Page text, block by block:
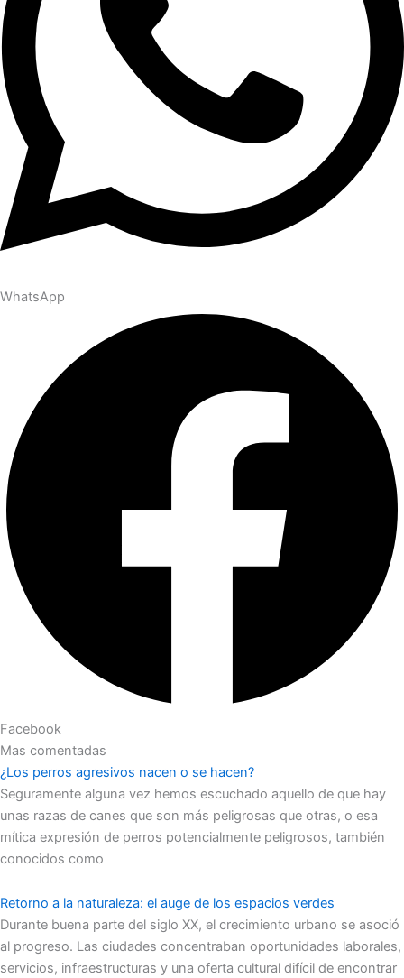
WhatsApp
Facebook
Mas comentadas
¿Los perros agresivos nacen o se hacen?
Seguramente alguna vez hemos escuchado aquello de que hay
unas razas de canes que son más peligrosas que otras, o esa
mítica expresión de perros potencialmente peligrosos, también
conocidos como
Retorno a la naturaleza: el auge de los espacios verdes
Durante buena parte del siglo XX, el crecimiento urbano se asoció
al progreso. Las ciudades concentraban oportunidades laborales,
servicios, infraestructuras y una oferta cultural difícil de encontrar